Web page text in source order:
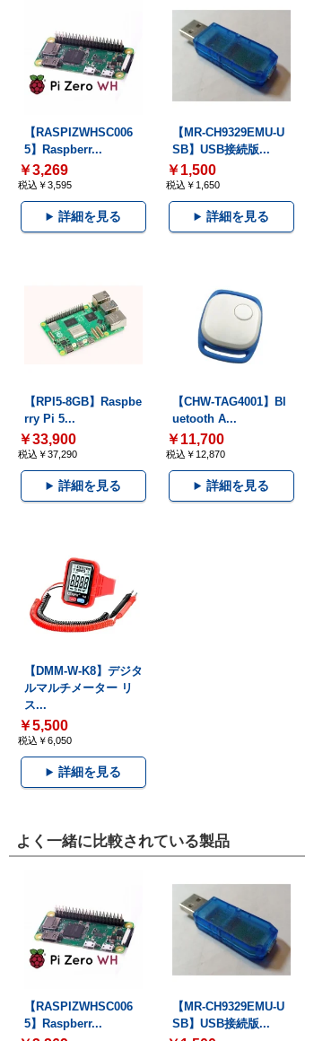
【RASPIZWHSC006
5】Raspberr...
￥3,269
税込￥3,595
詳細を見る
【MR-CH9329EMU-U
SB】USB接続版...
￥1,500
税込￥1,650
詳細を見る
【RPI5-8GB】Raspbe
rry Pi 5...
￥33,900
税込￥37,290
詳細を見る
【CHW-TAG4001】Bl
uetooth A...
￥11,700
税込￥12,870
詳細を見る
【DMM-W-K8】デジタ
ルマルチメーター リ
ス...
￥5,500
税込￥6,050
詳細を見る
よく一緒に比較されている製品
【RASPIZWHSC006
5】Raspberr...
【MR-CH9329EMU-U
SB】USB接続版...